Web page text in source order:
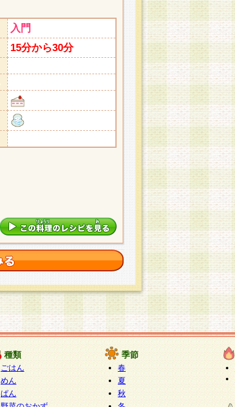
入門
15分から30分
種類
ごはん
めん
ぱん
季節
春
夏
秋